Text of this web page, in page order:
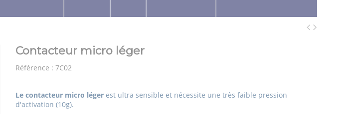
Contacteur micro léger
Référence : 7C02
Le contacteur micro léger est ultra sensible et nécessite une très faible pression
d'activation (10g).